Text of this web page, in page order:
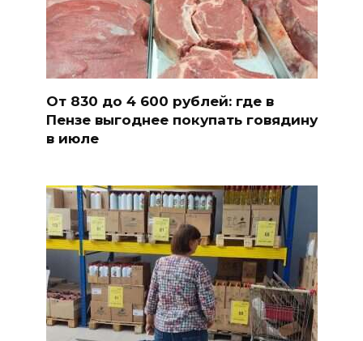
От 830 до 4 600 рублей: где в
Пензе выгоднее покупать говядину
в июле